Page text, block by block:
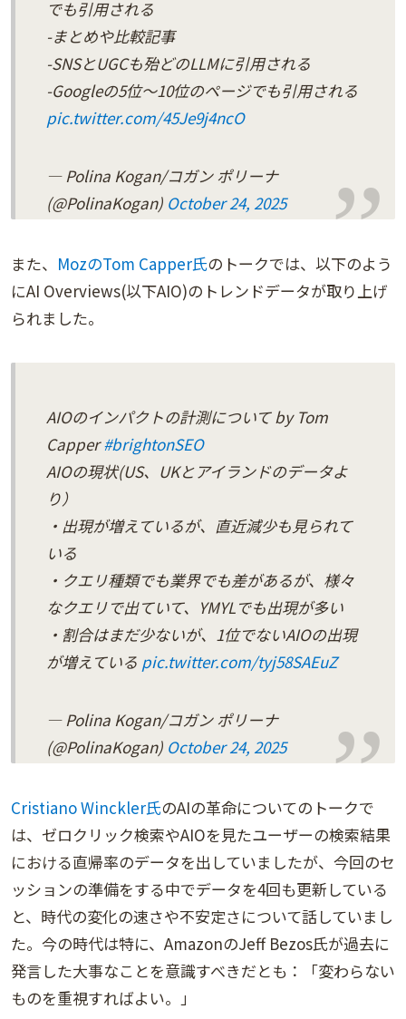
でも引用される
-まとめや比較記事
-SNSとUGCも殆どのLLMに引用される
-Googleの5位～10位のページでも引用される
pic.twitter.com/45Je9j4ncO
— Polina Kogan/コガン ポリーナ
(@PolinaKogan) October 24, 2025
また、 MozのTom Capper氏のトークでは、以下のよう
にAI Overviews(以下AIO)のトレンドデータが取り上げ
られました。
AIOのインパクトの計測について by Tom
Capper#brightonSEO
AIOの現状(US、UKとアイランドのデータよ
り）
・出現が増えているが、直近減少も見られて
いる
・クエリ種類でも業界でも差があるが、様々
なクエリで出ていて、YMYLでも出現が多い
・割合はまだ少ないが、1位でないAIOの出現
が増えている pic.twitter.com/tyj58SAEuZ
— Polina Kogan/コガン ポリーナ
(@PolinaKogan) October 24, 2025
Cristiano Winckler氏のAIの革命についてのトークで
は、ゼロクリック検索やAIOを見たユーザーの検索結果
における直帰率のデータを出していましたが、今回のセ
ッションの準備をする中でデータを4回も更新している
と、時代の変化の速さや不安定さについて話していまし
た。今の時代は特に、AmazonのJeff Bezos氏が過去に
発言した大事なことを意識すべきだとも：「変わらない
ものを重視すればよい。」